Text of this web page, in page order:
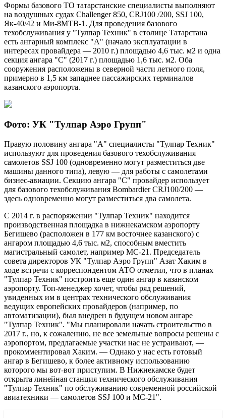
Формы базового ТО татарстанские специалисты выполняют
на воздушных судах Challenger 850, CRJ100 /200, SSJ 100,
Як-40/42 и Ми-8МТВ-1. Для проведения базового
техобслуживания у "Тулпар Техник" в столице Татарстана
есть ангарный комплекс "А" (начало эксплуатации в
интересах провайдера — 2010 г.) площадью 4,6 тыс. м2 и одна
секция ангара "С" (2017 г.) площадью 1,6 тыс. м2. Оба
сооружения расположены в северной части летного поля,
примерно в 1,5 км западнее пассажирских терминалов
казанского аэропорта.
Фото: УК "Тулпар Аэро Групп"
Правую половину ангара "А" специалисты "Тулпар Техник"
используют для проведения базового техобслуживания
самолетов SSJ 100 (одновременно могут разместиться две
машины данного типа), левую — для работы с самолетами
бизнес-авиации. Секцию ангара "С" провайдер использует
для базового техобслуживания Bombardier CRJ100/200 —
здесь одновременно могут разместиться два самолета.
С 2014 г. в распоряжении "Тулпар Техник" находится
производственная площадка в нижнекамском аэропорту
Бегишево (расположен в 177 км восточнее казанского) с
ангаром площадью 4,6 тыс. м2, способным вместить
магистральный самолет, например МС-21. Председатель
совета директоров УК "Тулпар Аэро Групп" Азат Хаким в
ходе встречи с корреспондентом АТО отметил, что в планах
"Тулпар Техник" построить еще один ангар в казанском
аэропорту. Топ-менеджер хочет, чтобы ряд решений,
увиденных им в центрах технического обслуживания
ведущих европейских провайдеров (например, по
автоматизации), был внедрен в будущем новом ангаре
"Тулпар Техник". "Мы планировали начать строительство в
2017 г., но, к сожалению, не все земельные вопросы решены с
аэропортом, предлагаемые участки нас не устраивают, —
прокомментировал Хаким. — Однако у нас есть готовый
ангар в Бегишево, к более активному использованию
которого мы вот-вот приступим. В Нижнекамске будет
открыта линейная станция технического обслуживания
"Тулпар Техник" по обслуживанию современной российской
авиатехники — самолетов SSJ 100 и МС-21".